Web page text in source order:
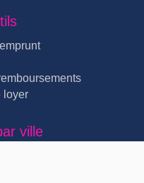
loyer
ville